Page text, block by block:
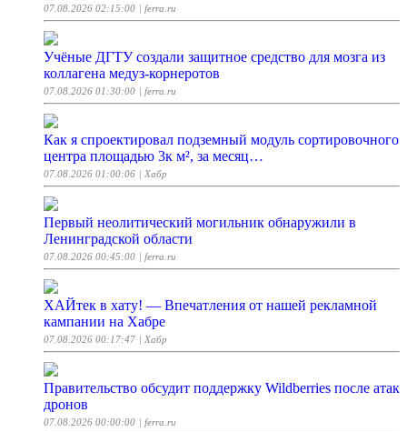
07.08.2026 02:15:00 | ferra.ru
Учёные ДГТУ создали защитное средство для мозга из
коллагена медуз-корнеротов
07.08.2026 01:30:00 | ferra.ru
Как я спроектировал подземный модуль сортировочного
центра площадью 3к м², за месяц…
07.08.2026 01:00:06 | Хабр
Первый неолитический могильник обнаружили в
Ленинградской области
07.08.2026 00:45:00 | ferra.ru
ХАЙтек в хату! — Впечатления от нашей рекламной
кампании на Хабре
07.08.2026 00:17:47 | Хабр
Правительство обсудит поддержку Wildberries после атак
дронов
07.08.2026 00:00:00 | ferra.ru